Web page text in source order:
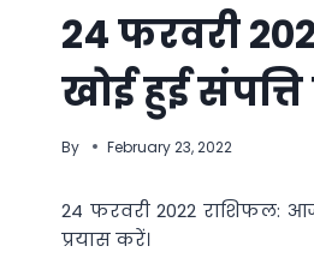
24 फरवरी
खोई हुई
By February 23, 2022
24 फरवरी 2022 राशिफल:
प्रयास करें।